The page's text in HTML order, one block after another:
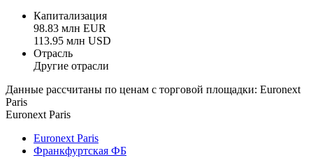
Капитализация
98.83 млн EUR
113.95 млн USD
Отрасль
Другие отрасли
Данные рассчитаны по ценам с торговой площадки: Euronext
Paris
Euronext Paris
Euronext Paris
Франкфуртская ФБ